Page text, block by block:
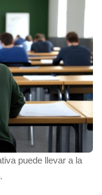
puede llevar a la